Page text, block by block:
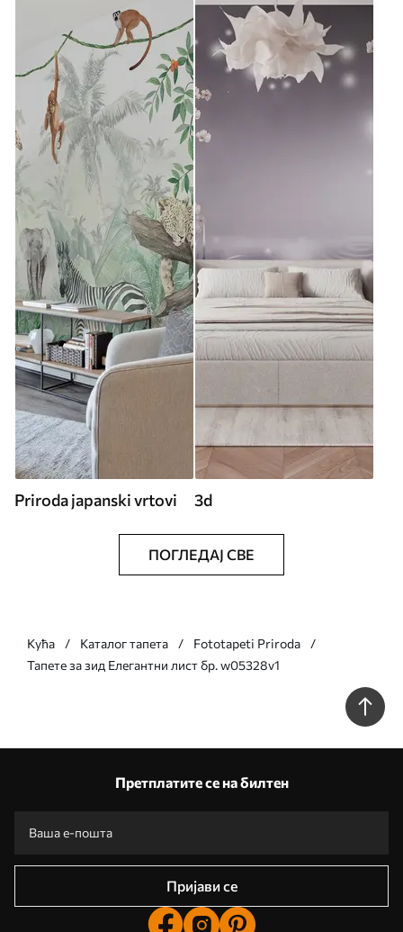
Priroda japanski vrtovi 3d
ПОГЛЕДАЈ СВЕ
Кућа Каталог тапета
Fototapeti Priroda
Тапете за зид Елегантни лист бр. w05328v1
Претплатите се на билтен
Пријави се